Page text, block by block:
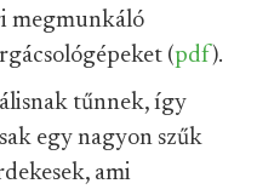
megmunkáló
(pdf).
tűnnek, így
egy nagyon szűk
ami